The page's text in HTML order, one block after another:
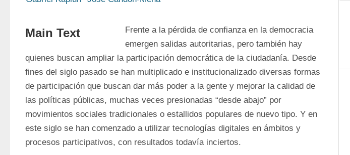
Main Text
Frente a la pérdida de confianza en la democracia
emergen salidas autoritarias, pero también hay
quienes buscan ampliar la participación democrática de la ciudadanía. Desde
fines del siglo pasado se han multiplicado e institucionalizado diversas formas
de participación que buscan dar más poder a la gente y mejorar la calidad de
las políticas públicas, muchas veces presionadas “desde abajo” por
movimientos sociales tradicionales o estallidos populares de nuevo tipo. Y en
este siglo se han comenzado a utilizar tecnologías digitales en ámbitos y
procesos participativos, con resultados todavía inciertos.